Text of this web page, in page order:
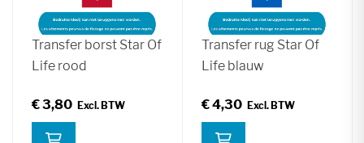
Transfer borst Star Of
Life rood
€ 3,80
Transfer rug Star Of
Life blauw
€ 4,30